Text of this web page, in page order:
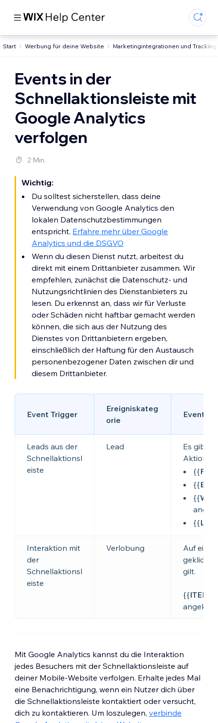
Start Werbung für deine Website Marketingintegrationen und Tracking
Events in der
Schnellaktionsleiste mit
Google Analytics
verfolgen
2 Min.
Wichtig:
Du solltest sicherstellen, dass deine
Verwendung von Google Analytics den
lokalen Datenschutzbestimmungen
entspricht. Erfahre mehr über Google
Analytics und die DSGVO
Wenn du diesen Dienst nutzt, arbeitest du
direkt mit einem Drittanbieter zusammen. Wir
empfehlen, zunächst die Datenschutz- und
Nutzungsrichtlinien des Dienstanbieters zu
lesen. Du erkennst an, dass wir für Verluste
oder Schäden nicht haftbar gemacht werden
können, die sich aus der Nutzung des
Dienstes von Drittanbietern ergeben,
einschließlich der Haftung für den Austausch
personenbezogener Daten zwischen dir und
diesem Drittanbieter.
Event Trigger
Ereigniskateg
orie
Event-
Leads aus der
Schnellaktionsl
eiste
Lead
Es gibt
Aktionen:
{{
{{
{{
{{LINE
Interaktion mit
der
Schnellaktionsl
eiste
Verlobung
Auf
geklickt,
gilt.
{{
Mit Google Analytics kannst du die Interaktion
jedes Besuchers mit der Schnellaktionsleiste auf
deiner Mobile-Website verfolgen. Erhalte jedes Mal
eine Benachrichtigung, wenn ein Nutzer dich über
die Schnellaktionsleiste kontaktiert oder versucht,
dich zu kontaktieren. Um loszulegen, verbinde